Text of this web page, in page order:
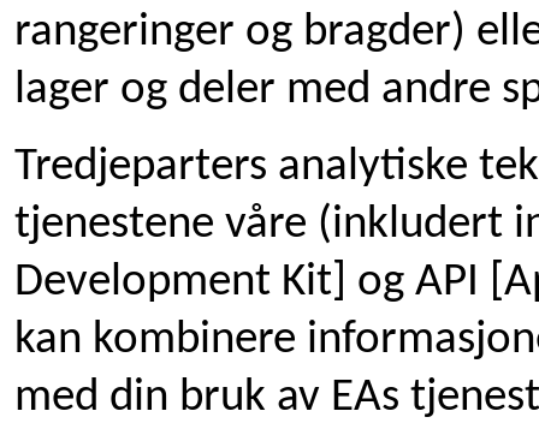
rangeringer og bragder)
lager og deler med andre
Tredjeparters analytiske
tjenestene våre (inkludert
Development Kit] og API
kan kombinere
med din bruk av EAs